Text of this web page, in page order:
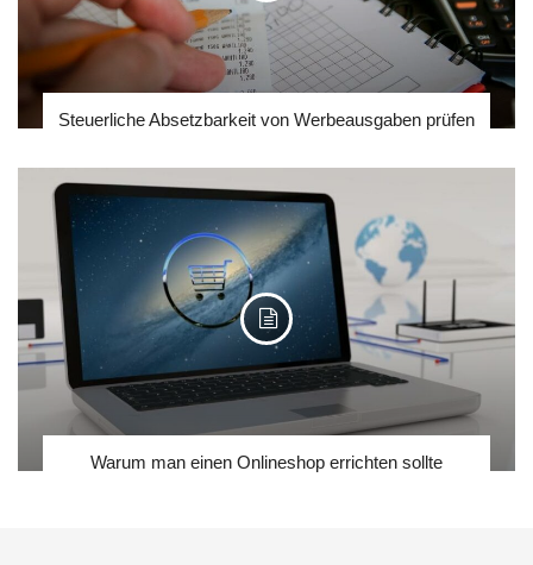
Steuerliche Absetzbarkeit von Werbeausgaben prüfen
Warum man einen Onlineshop errichten sollte